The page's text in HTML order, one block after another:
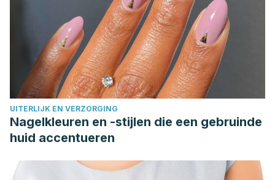
(http://repositorio.uft.cl/handle/20.500.12254/874)_
UITERLIJK EN VERZORGING
Nagelkleuren en -stijlen die een gebruinde
huid accentueren